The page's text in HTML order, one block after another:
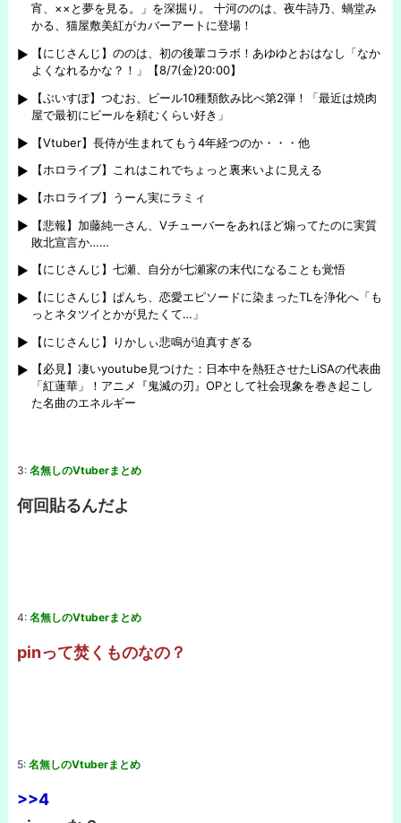
宵、××と夢を見る。」を深掘り。 十河ののは、夜牛詩乃、蝸堂み
かる、猫屋敷美紅がカバーアートに登場！
【にじさんじ】ののは、初の後輩コラボ！あゆゆとおはなし「なか
よくなれるかな？！」【8/7(金)20:00】
【ぶいすぽ】つむお、ビール10種類飲み比べ第2弾！「最近は焼肉
屋で最初にビールを頼むくらい好き」
【Vtuber】長侍が生まれてもう4年経つのか・・・他
【ホロライブ】これはこれでちょっと裏来いよに見える
【ホロライブ】うーん実にラミィ
【悲報】加藤純一さん、Vチューバーをあれほど煽ってたのに実質
敗北宣言か……
【にじさんじ】七瀬、自分が七瀬家の末代になることも覚悟
【にじさんじ】ぱんち、恋愛エピソードに染まったTLを浄化へ「も
っとネタツイとかが見たくて…」
【にじさんじ】りかしぃ悲鳴が迫真すぎる
【必見】凄いyoutube見つけた：日本中を熱狂させたLiSAの代表曲
「紅蓮華」！アニメ『鬼滅の刃』OPとして社会現象を巻き起こし
た名曲のエネルギー
3: 名無しのVtuberまとめ
何回貼るんだよ
4: 名無しのVtuberまとめ
pinって焚くものなの？
5: 名無しのVtuberまとめ
>>4